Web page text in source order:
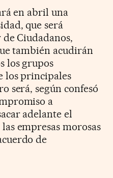
en abril una
que será
Ciudadanos,
también acudirán
los grupos
los principales
será, según confesó
a
adelante el
empresas morosas
de